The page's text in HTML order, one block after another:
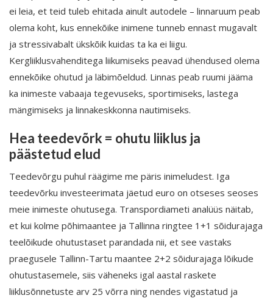
ei leia, et teid tuleb ehitada ainult autodele – linnaruum peab
olema koht, kus ennekõike inimene tunneb ennast mugavalt
ja stressivabalt ükskõik kuidas ta ka ei liigu.
Kergliiklusvahenditega liikumiseks peavad ühendused olema
ennekõike ohutud ja läbimõeldud. Linnas peab ruumi jääma
ka inimeste vabaaja tegevuseks, sportimiseks, lastega
mängimiseks ja linnakeskkonna nautimiseks.
Hea teedevõrk = ohutu liiklus ja
päästetud elud
Teedevõrgu puhul räägime me päris inimeludest. Iga
teedevõrku investeerimata jäetud euro on otseses seoses
meie inimeste ohutusega. Transpordiameti analüüs näitab,
et kui kolme põhimaantee ja Tallinna ringtee 1+1 sõidurajaga
teelõikude ohutustaset parandada nii, et see vastaks
praegusele Tallinn-Tartu maantee 2+2 sõidurajaga lõikude
ohutustasemele, siis väheneks igal aastal raskete
liiklusõnnetuste arv 25 võrra ning nendes vigastatud ja